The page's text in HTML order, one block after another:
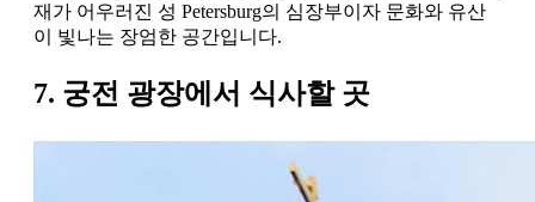
재가 어우러진 성 Petersburg의 심장부이자 문화와 유산
이 빛나는 장엄한 공간입니다.
7. 궁전 광장에서 식사할 곳